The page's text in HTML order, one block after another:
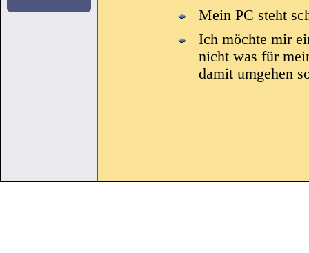
Mein PC steht
Ich möchte mir
nicht was für
damit umgehen